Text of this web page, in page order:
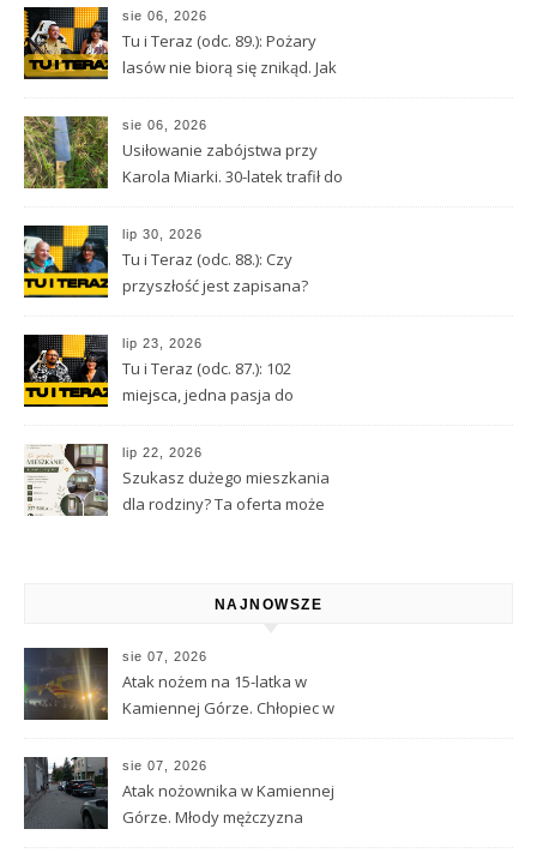
sie 06, 2026
Tu i Teraz (odc. 89.): Pożary
lasów nie biorą się znikąd. Jak
sie 06, 2026
Usiłowanie zabójstwa przy
Karola Miarki. 30-latek trafił do
lip 30, 2026
Tu i Teraz (odc. 88.): Czy
przyszłość jest zapisana?
astrologii i przeznaczeniu
lip 23, 2026
Tu i Teraz (odc. 87.): 102
miejsca, jedna pasja do
lip 22, 2026
Szukasz dużego mieszkania
dla rodziny? Ta oferta może
NAJNOWSZE
sie 07, 2026
Atak nożem na 15-latka w
Kamiennej Górze. Chłopiec w
przetransportowany
śmigłowcem LPR
sie 07, 2026
Atak nożownika w Kamiennej
Górze. Młody mężczyzna